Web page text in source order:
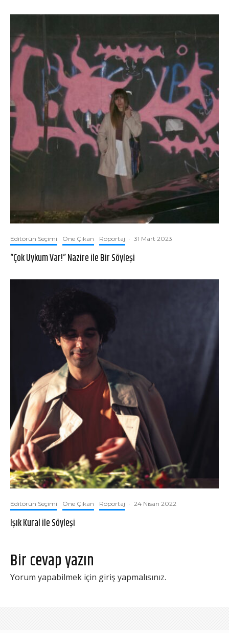
Editörün Seçimi Öne Çıkan Röportaj · 31 Mart 2023
“Çok Uykum Var!” Nazire ile Bir Söyleşi
Editörün Seçimi Öne Çıkan Röportaj · 24 Nisan 2022
Işık Kural ile Söyleşi
Bir cevap yazın
Yorum yapabilmek için giriş yapmalısınız.